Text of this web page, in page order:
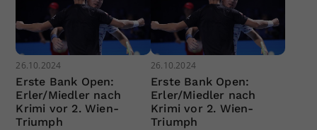
26.10.2024
Erste Bank Open:
Erler/Miedler nach
Krimi vor 2. Wien-
Triumph
26.10.2024
Erste Bank Open:
Erler/Miedler nach
Krimi vor 2. Wien-
Triumph